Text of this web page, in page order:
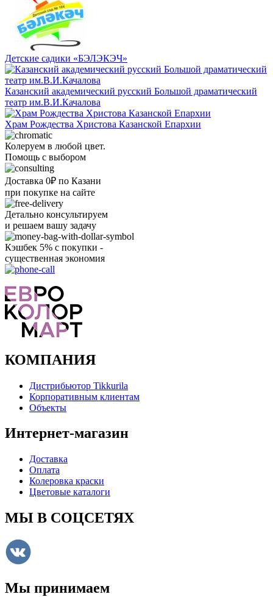
Детские садики «БЭЛЭКЭЧ»
Казанский академический русский Большой драматический
театр им.В.И.Качалова
Храм Рождества Христова Казанской Епархии
Колеруем в любой цвет.
Помощь с выбором
Доставка 0₽ по Казани
при покупке на сайте
Детально консультируем
и решаем вашу задачу
Кэшбек 5% с покупки -
существенная экономия
КОМПАНИЯ
Дистрибьютор Tikkurila
Корпоративным клиентам
Объекты
Интернет-магазин
Доставка
Оплата
Колеровка краски
Цветовые каталоги
МЫ В СОЦСЕТЯХ
Мы принимаем